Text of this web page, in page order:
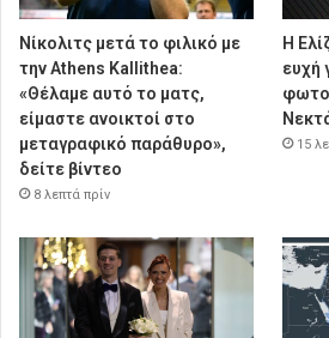
Νίκολιτς μετά το φιλικό με
την Athens Kallithea:
«Θέλαμε αυτό το ματς,
είμαστε ανοικτοί στο
μεταγραφικό παράθυρο»,
δείτε βίντεο
8 λεπτά πρίν
Η
ευχή
15